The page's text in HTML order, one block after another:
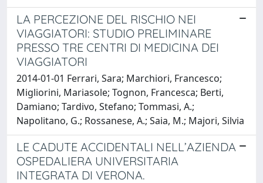
LA PERCEZIONE DEL RISCHIO NEI
VIAGGIATORI: STUDIO PRELIMINARE
PRESSO TRE CENTRI DI MEDICINA DEI
VIAGGIATORI
2014-01-01 Ferrari, Sara; Marchiori, Francesco;
Migliorini, Mariasole; Tognon, Francesca; Berti,
Damiano; Tardivo, Stefano; Tommasi, A.;
Napolitano, G.; Rossanese, A.; Saia, M.; Majori, Silvia
LE CADUTE ACCIDENTALI NELL’AZIENDA
OSPEDALIERA UNIVERSITARIA
INTEGRATA DI VERONA.